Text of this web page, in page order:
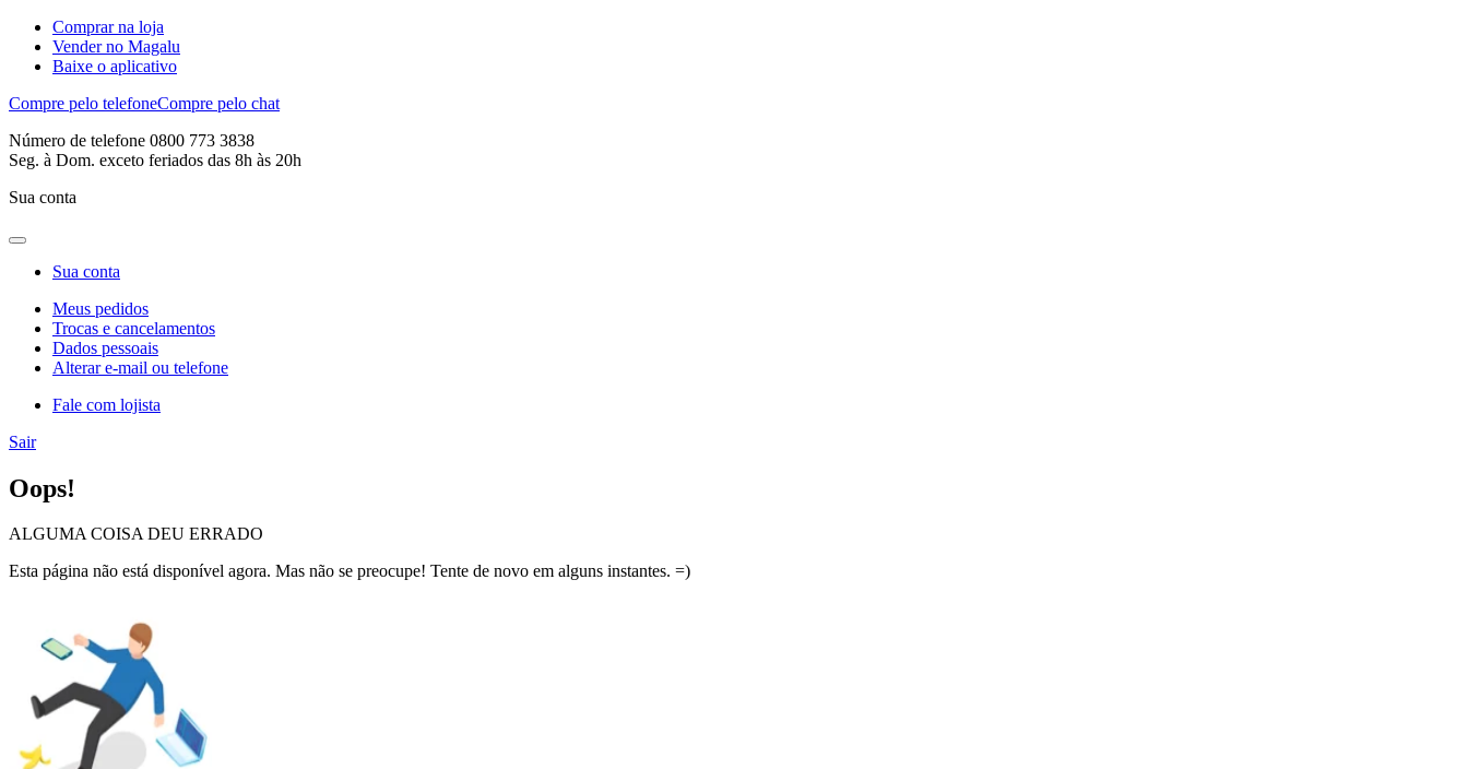
Comprar na loja
Vender no Magalu
Baixe o aplicativo
Compre pelo telefoneCompre pelo chat
Número de telefone 0800 773 3838
Seg. à Dom. exceto feriados das 8h às 20h
Sua conta
Sua conta
Meus pedidos
Trocas e cancelamentos
Dados pessoais
Alterar e-mail ou telefone
Fale com lojista
Sair
Oops!
ALGUMA COISA DEU ERRADO
Esta página não está disponível agora. Mas não se preocupe! Tente de novo em alguns instantes. =)